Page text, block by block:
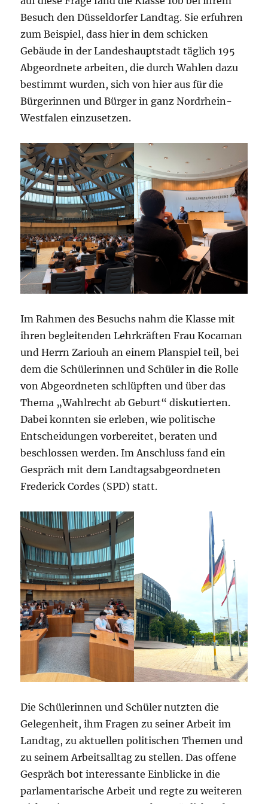
Besuch den Düsseldorfer Landtag. Sie erfuhren
zum Beispiel, dass hier in dem schicken
Gebäude in der Landeshauptstadt täglich 195
Abgeordnete arbeiten, die durch Wahlen dazu
bestimmt wurden, sich von hier aus für die
Bürgerinnen und Bürger in ganz Nordrhein-
Westfalen einzusetzen.
Im Rahmen des Besuchs nahm die Klasse mit
ihren begleitenden Lehrkräften Frau Kocaman
und Herrn Zariouh an einem Planspiel teil, bei
dem die Schülerinnen und Schüler in die Rolle
von Abgeordneten schlüpften und über das
Thema „Wahlrecht ab Geburt“ diskutierten.
Dabei konnten sie erleben, wie politische
Entscheidungen vorbereitet, beraten und
beschlossen werden. Im Anschluss fand ein
Gespräch mit dem Landtagsabgeordneten
Frederick Cordes (SPD) statt.
Die Schülerinnen und Schüler nutzten die
Gelegenheit, ihm Fragen zu seiner Arbeit im
Landtag, zu aktuellen politischen Themen und
zu seinem Arbeitsalltag zu stellen. Das offene
Gespräch bot interessante Einblicke in die
parlamentarische Arbeit und regte zu weiteren